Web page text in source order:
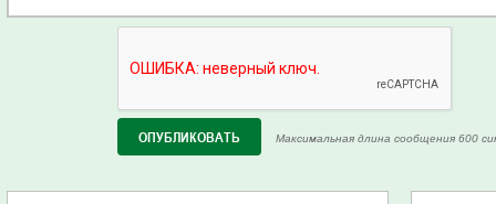
Максимальная длина сообщения 600